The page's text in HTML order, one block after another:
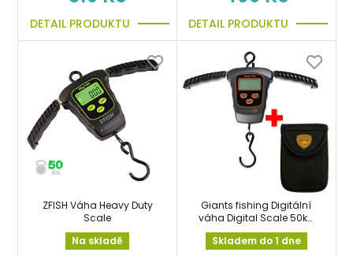
DETAIL PRODUKTU DETAIL PRODUKTU
ZFISH Váha Heavy Duty
Scale
Na skladě
Giants fishing Digitální
váha Digital Scale 50kg
+neoprenový obal
ZDARMA!
Skladem do 1 dne